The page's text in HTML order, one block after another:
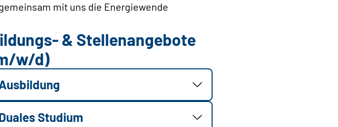
mit uns die Energiewende
& Stellenangebote
w/d)
Studium